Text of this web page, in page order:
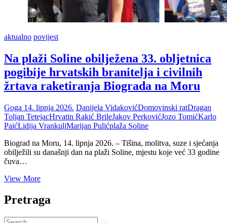
aktualno povijest
Na plaži Soline obilježena 33. obljetnica
pogibije hrvatskih branitelja i civilnih
žrtava raketiranja Biograda na Moru
Goga 14. lipnja 2026. Danijela VidakovićDomovinski ratDragan
Toljan TetejacHrvatin Rakić BrileJakov PerkovićJozo TomićKarlo
PaićLidija VrankuljMarijan Pulićplaža Soline
Biograd na Moru, 14. lipnja 2026. – Tišina, molitva, suze i sjećanja
obilježili su današnji dan na plaži Soline, mjestu koje već 33 godine
čuva…
View MoreNa
Soline
obilježena
Pretraga
Search